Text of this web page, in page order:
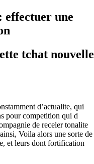
effectuer une
tchat nouvelle
d’actualite, qui
pour competition qui d
de receler tonalite
Voila alors une sorte de
et leurs dont fortification